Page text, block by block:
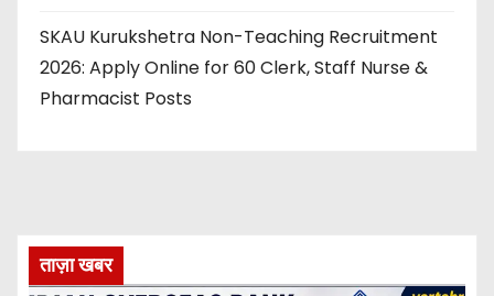
SKAU Kurukshetra Non-Teaching Recruitment
2026: Apply Online for 60 Clerk, Staff Nurse &
Pharmacist Posts
ताज़ा खबर